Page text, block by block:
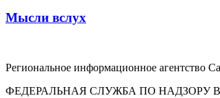
Мысли вслух
Региональное информационное
ФЕДЕРАЛЬНАЯ СЛУЖБА ПО